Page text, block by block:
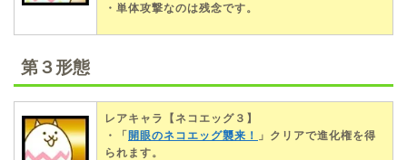
・単体攻撃なのは残念です。
第３形態
レアキャラ【ネコエッグ３】
・「 開眼のネコエッグ襲来！
」クリアで進化権を得
られます。